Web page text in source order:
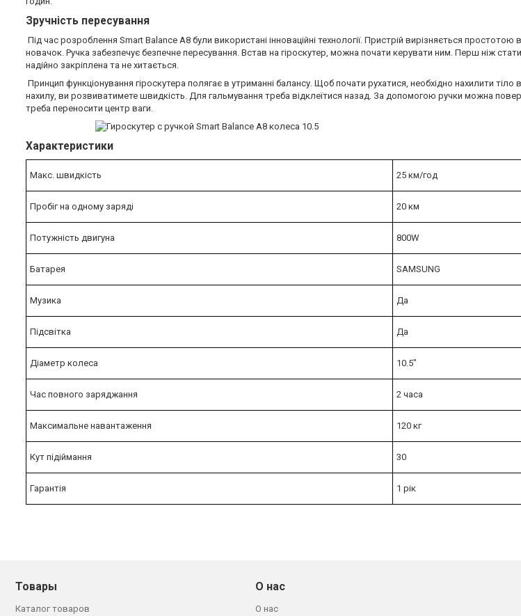
Зручність пересування
Під час розроблення Smart Balance A8 були використані інноваційні технології. Пристрій вирізняється
новачок. Ручка забезпечує безпечне пересування. Встав на гіроскутер, можна почати керувати ним. Перш ніж
надійно закріплена та не хитається.
Принцип функціонування гіроскутера полягає в утриманні балансу. Щоб почати рухатися, необхідно нахилити
нахилу, ви розвиватимете швидкість. Для гальмування треба відклеїтися назад. За допомогою ручки можна
треба переносити центр ваги.
Характеристики
Макс. швидкість 25 км/год
Пробіг на одному заряді 20 км
Потужність двигуна 800W
Батарея SAMSUNG
Музика Да
Підсвітка Да
Діаметр колеса 10.5"
Час повного заряджання 2 часа
Максимальне навантаження 120 кг
Кут підіймання 30
Гарантія 1 рік
Товары
Каталог товаров
О нас
О нас